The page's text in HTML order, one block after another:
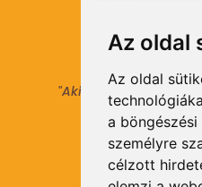
Az oldal
Az oldal
a
személyre
célzott
Általános
"Aki másokat nem
válhat
© 2021